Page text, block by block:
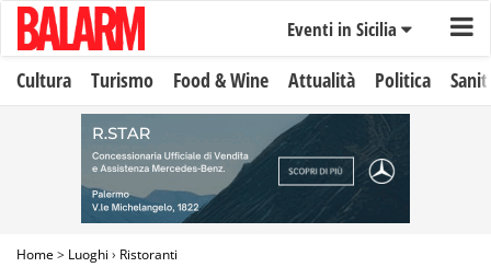
Eventi in Sicilia
Cultura Turismo Food & Wine Attualità Politica
Home> Luoghi › Ristoranti